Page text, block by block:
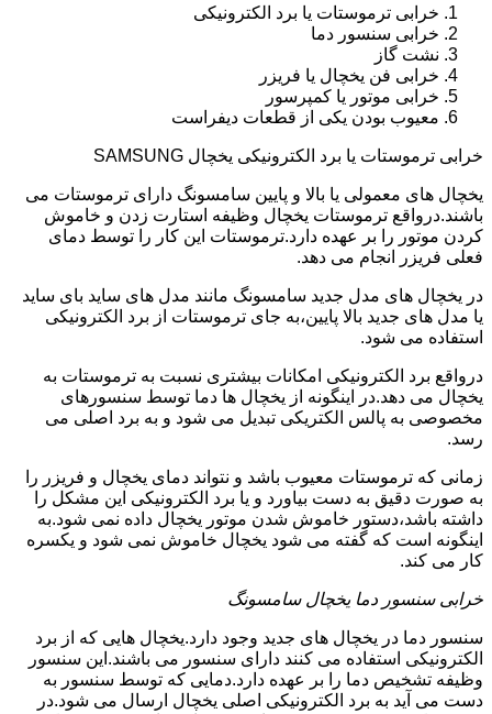
خرابی ترموستات یا برد الکترونیکی
خرابی سنسور دما
نشت گاز
خرابی فن یخچال یا فریزر
خرابی موتور یا کمپرسور
معیوب بودن یکی از قطعات دیفراست
خرابی ترموستات یا برد الکترونیکی یخچال SAMSUNG
یخچال های معمولی یا بالا و پایین سامسونگ دارای ترموستات می
باشند.درواقع ترموستات یخچال وظیفه استارت زدن و خاموش
کردن موتور را بر عهده دارد.ترموستات این کار را توسط دمای
فعلی فریزر انجام می دهد.
در یخچال های مدل جدید سامسونگ مانند مدل های ساید بای ساید
یا مدل های جدید بالا پایین،به جای ترموستات از برد الکترونیکی
استفاده می شود.
درواقع برد الکترونیکی امکانات بیشتری نسبت به ترموستات به
یخچال می دهد.در اینگونه از یخچال ها دما توسط سنسورهای
مخصوصی به پالس الکتریکی تبدیل می شود و به برد اصلی می
رسد.
زمانی که ترموستات معیوب باشد و نتواند دمای یخچال و فریزر را
به صورت دقیق به دست بیاورد و یا برد الکترونیکی این مشکل را
داشته باشد،دستور خاموش شدن موتور یخچال داده نمی شود.به
اینگونه است که گفته می شود یخچال خاموش نمی شود و یکسره
کار می کند.
خرابی سنسور دما یخچال سامسونگ
سنسور دما در یخچال های جدید وجود دارد.یخچال هایی که از برد
الکترونیکی استفاده می کنند دارای سنسور می باشند.این سنسور
وظیفه تشخیص دما را بر عهده دارد.دمایی که توسط سنسور به
دست می آید به برد الکترونیکی اصلی یخچال ارسال می شود.در